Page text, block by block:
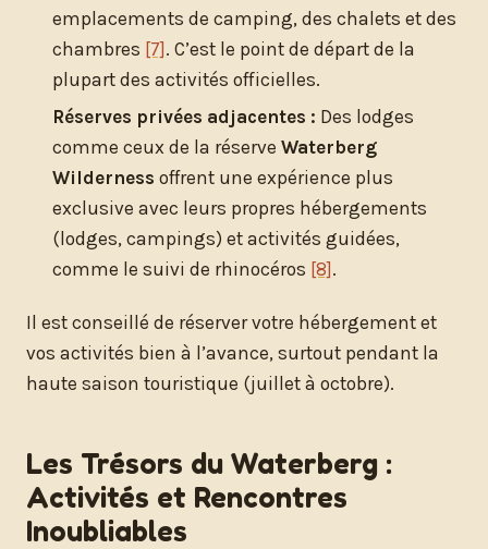
emplacements de camping, des chalets et des
chambres [7]. C’est le point de départ de la
plupart des activités officielles.
Réserves privées adjacentes : Des lodges
comme ceux de la réserveWaterberg
Wilderness offrent une expérience plus
exclusive avec leurs propres hébergements
(lodges, campings) et activités guidées,
comme le suivi de rhinocéros [8] .
Il est conseillé de réserver votre hébergement et
vos activités bien à l’avance, surtout pendant la
haute saison touristique (juillet à octobre).
Les Trésors du Waterberg :
Activités et Rencontres
Inoubliables